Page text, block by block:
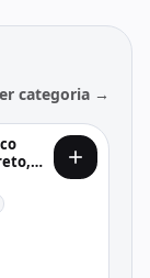
categoria →